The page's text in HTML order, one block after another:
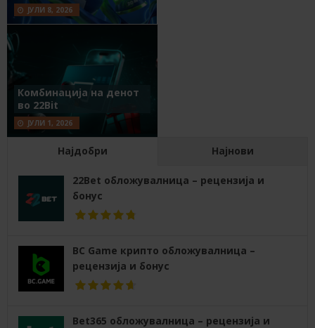
ЈУЛИ 8, 2026
Комбинација на денот
во 22Bit
ЈУЛИ 1, 2026
Најдобри Најнови
22Bet обложувалница – рецензија и
бонус
BC Game крипто обложувалница –
рецензија и бонус
Bet365 обложувалница – рецензија и